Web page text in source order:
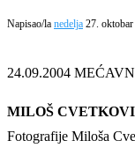
Napisao/la nedelja 27. oktobar
24.09.2004
MILOŠ
Fotografije Miloša